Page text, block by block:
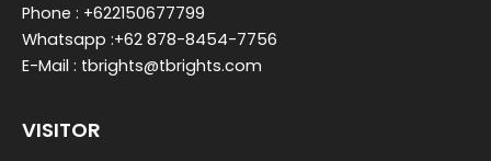
Phone : +622150677799
Whatsapp :+62 878-8454-7756
E-Mail : tbrights@tbrights.com
VISITOR